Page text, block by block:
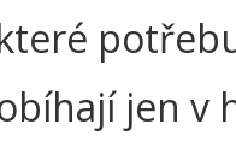
jen v